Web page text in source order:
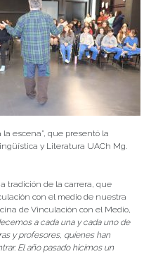
la escena”, que presentó la
y Literatura UACh Mg.
tradición de la carrera, que
con el medio de nuestra
de Vinculación con el Medio,
a cada una y cada uno de
y profesores, quienes han
El año pasado hicimos un